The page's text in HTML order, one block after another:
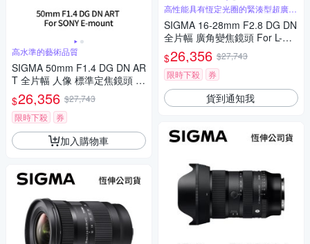
高水準的藝術品質
SIGMA 50mm F1.4 DG DN AR
T 全片幅 人像 標準定焦鏡頭 F
or SONY E-mount (公司貨)
$26,356 $27,743
限時下殺
券
加入購物車
高性能具有恆定光圈的緊湊型超廣角
變焦
SIGMA 16-28mm F2.8 DG DN
全片幅 廣角變焦鏡頭 For L-mo
unt (公司貨)
$26,356 $27,743
限時下殺
券
貨到通知我